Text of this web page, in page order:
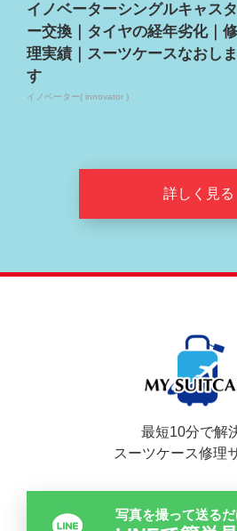
イノベーターシングルキャスタ
ー交換｜タイヤの経年劣化｜修
理実績｜スーツケースなおしま
す
イノベーター( innovator )
詳しく見る
最短10分で解
スーツケース修理
写真を撮って送るだ